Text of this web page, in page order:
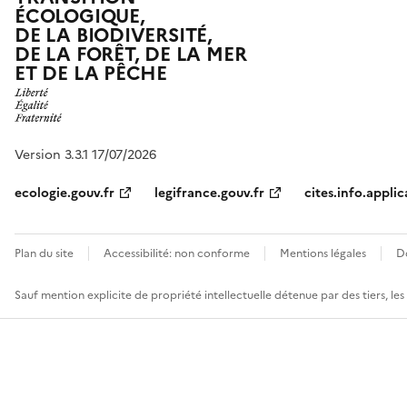
ÉCOLOGIQUE,
DE LA BIODIVERSITÉ,
DE LA FORÊT, DE LA MER
ET DE LA PÊCHE
Version 3.3.1 17/07/2026
ecologie.gouv.fr
legifrance.gouv.fr
Plan du site Accessibilité: non conforme Mentions légales
Sauf mention explicite de propriété intellectuelle détenue par des tiers,